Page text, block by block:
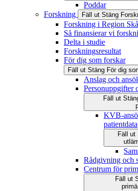
Poddar
Forskning
Fäll ut Stäng
Forskning i Region
Så finansierar vi
Delta i studie
Forskningsresultat
För dig som forskar
Fäll ut Stäng För dig
Anslag och
Personuppgifter
Fäll ut
KVB-
patientdata
Fäll ut
Rådgivning och
Centrum för
Fäll ut